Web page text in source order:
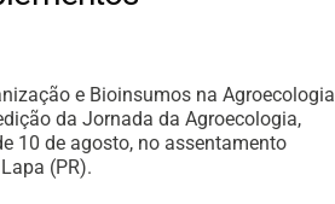
e Bioinsumos na Agroecologia
da Jornada da Agroecologia,
10 de agosto, no assentamento
(PR).